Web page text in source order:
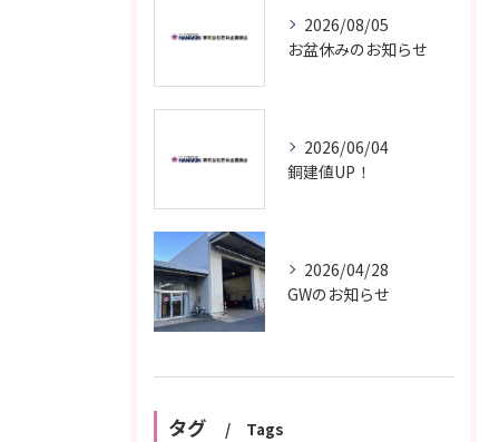
2026/08/05
お盆休みのお知らせ
2026/06/04
銅建値UP！
2026/04/28
GWのお知らせ
タグ Tags